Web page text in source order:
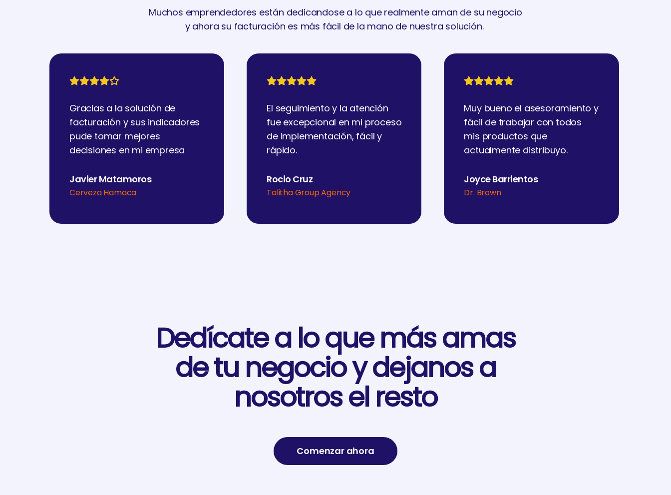
Muchos emprendedores están dedicandose a lo que realmente aman de su negocio
y ahora su facturación es más fácil de la mano de nuestra solución.
Gracias a la solución de
facturación y sus indicadores
pude tomar mejores
decisiones en mi empresa
Javier Matamoros
Cerveza Hamaca
El seguimiento y la atención
fue excepcional en mi proceso
de implementación, fácil y
rápido.
Rocio Cruz
Talitha Group Agency
Muy bueno el asesoramiento y
fácil de trabajar con todos
mis productos que
actualmente distribuyo.
Joyce Barrientos
Dr. Brown
Dedícate a lo que más amas
de tu negocio y dejanos a
nosotros el resto
Comenzar ahora